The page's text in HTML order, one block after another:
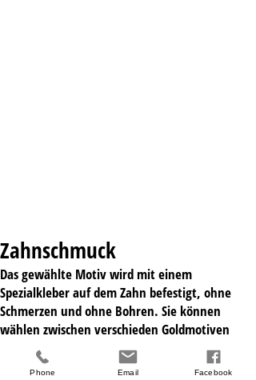
Zahnschmuck
Das gewählte Motiv wird mit einem
Spezialkleber auf dem Zahn befestigt, ohne
Schmerzen und ohne Bohren. Sie können
wählen zwischen verschieden Goldmotiven
oder farbigen Steinchen. Die Entfernung ist
jederzeit wieder möglich, ohne dass am Zahn
Phone Email Facebook